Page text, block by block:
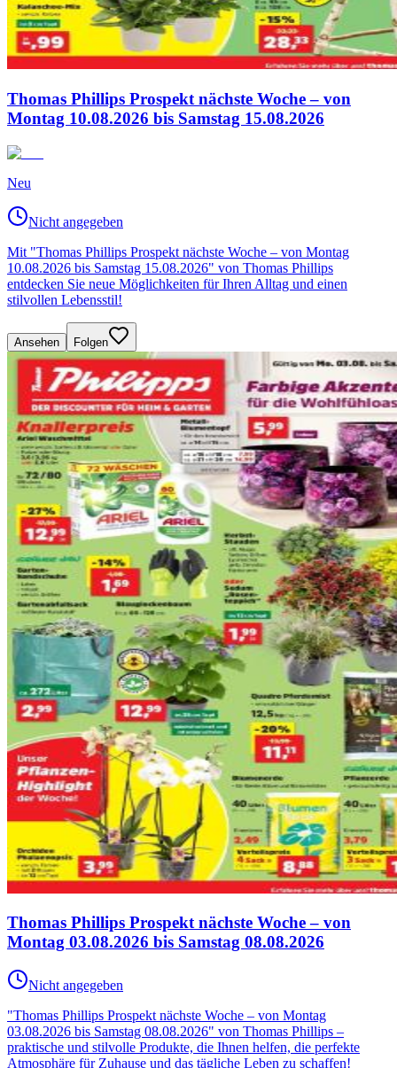
Thomas Phillips Prospekt nächste Woche – von
Montag 10.08.2026 bis Samstag 15.08.2026
Neu
Nicht angegeben
Mit "Thomas Phillips Prospekt nächste Woche – von Montag
10.08.2026 bis Samstag 15.08.2026" von Thomas Phillips
entdecken Sie neue Möglichkeiten für Ihren Alltag und einen
stilvollen Lebensstil!
Ansehen Folgen
Thomas Phillips Prospekt nächste Woche – von
Montag 03.08.2026 bis Samstag 08.08.2026
Nicht angegeben
"Thomas Phillips Prospekt nächste Woche – von Montag
03.08.2026 bis Samstag 08.08.2026" von Thomas Phillips –
praktische und stilvolle Produkte, die Ihnen helfen, die perfekte
Atmosphäre für Zuhause und das tägliche Leben zu schaffen!